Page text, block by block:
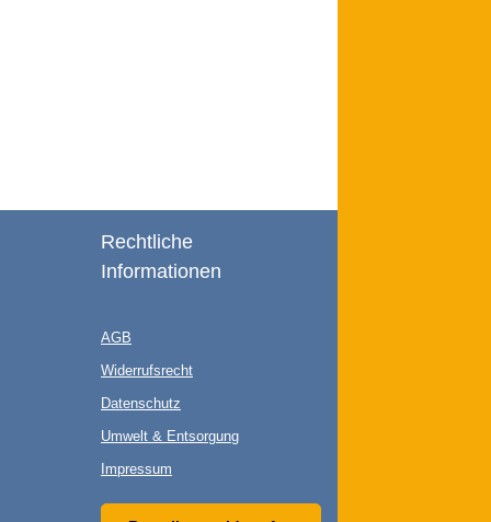
Rechtliche
Informationen
AGB
Widerrufsrecht
Datenschutz
Umwelt & Entsorgung
Impressum